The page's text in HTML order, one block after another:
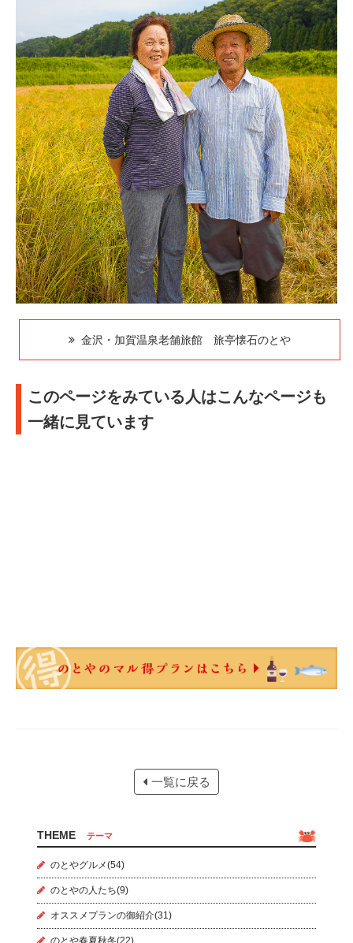
金沢・加賀温泉老舗旅館 旅亭懐石のとや
このページをみている人はこんなページも
一緒に見ています
一覧に戻る
THEMEテーマ
のとやグルメ(54)
のとやの人たち(9)
オススメプランの御紹介(31)